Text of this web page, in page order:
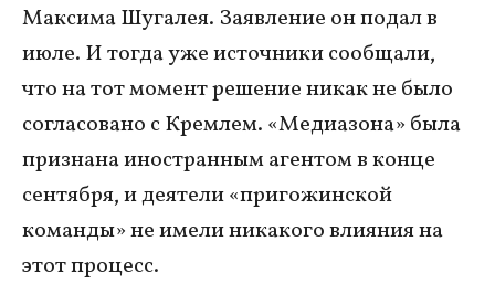
Максима Шугалея. Заявление он подал в
июле. И тогда уже источники сообщали,
что на тот момент решение никак не было
согласовано с Кремлем. «Медиазона» была
признана иностранным агентом в конце
сентября, и деятели «пригожинской
команды» не имели никакого влияния на
этот процесс.